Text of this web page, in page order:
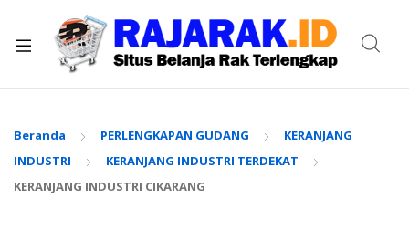
Beranda PERLENGKAPAN GUDANG
KERANJANG
INDUSTRI
KERANJANG INDUSTRI TERDEKAT
KERANJANG INDUSTRI CIKARANG